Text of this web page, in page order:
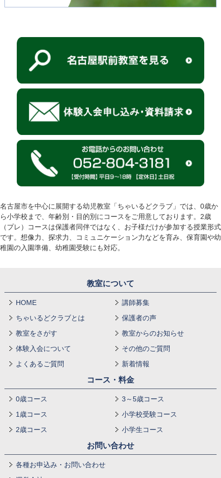
名古屋市を中心に展開する幼児教室「ちゃいるどクラブ」では、0歳か
ら小学校まで、年齢別・目的別にコースをご用意しております。2歳
（プレ）コースは保護者同伴ではなく、お子様だけが参加する授業形式
です。想像力、探求力、コミュニケーション力などを育み、保育園や幼
稚園の入園準備、幼稚園受験にも対応。
教室について
HOME
ちゃいるどクラブとは
教室をさがす
体験入会について
よくあるご質問
講師募集
保護者の声
教室からのお知らせ
その他のご質問
新着情報
コース・料金
0歳コース
1歳コース
2歳コース
3～5歳コース
小学校受験コース
小学生コース
お問い合わせ
各種お申込み・お問い合わせ